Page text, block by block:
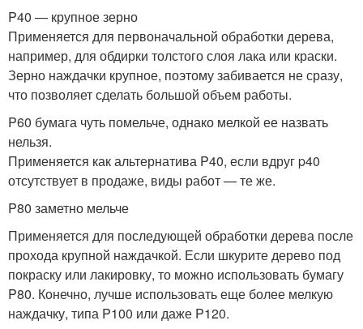
P40 — крупное зерно
Применяется для первоначальной обработки дерева,
например, для обдирки толстого слоя лака или краски.
Зерно наждачки крупное, поэтому забивается не сразу,
что позволяет сделать большой объем работы.
P60 бумага чуть помельче, однако мелкой ее назвать
нельзя.
Применяется как альтернатива P40, если вдруг p40
отсутствует в продаже, виды работ — те же.
P80 заметно мельче
Применяется для последующей обработки дерева после
прохода крупной наждачкой. Если шкурите дерево под
покраску или лакировку, то можно использовать бумагу
P80. Конечно, лучше использовать еще более мелкую
наждачку, типа P100 или даже P120.